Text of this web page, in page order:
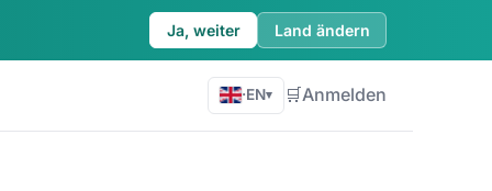
Ja, weiter Land ändern
·EN▾ 🛒Anmelden